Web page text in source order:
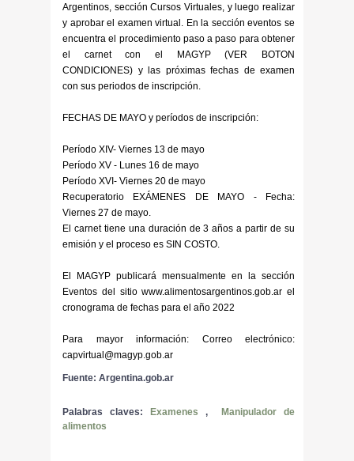
Argentinos, sección Cursos Virtuales, y luego realizar
y aprobar el examen virtual. En la sección eventos se
encuentra el procedimiento paso a paso para obtener
el carnet con el MAGYP (VER BOTON
CONDICIONES) y las próximas fechas de examen
con sus periodos de inscripción.
FECHAS DE MAYO y períodos de inscripción:
Período XIV- Viernes 13 de mayo
Período XV - Lunes 16 de mayo
Período XVI- Viernes 20 de mayo
Recuperatorio EXÁMENES DE MAYO - Fecha:
Viernes 27 de mayo.
El carnet tiene una duración de 3 años a partir de su
emisión y el proceso es SIN COSTO.
El MAGYP publicará mensualmente en la sección
Eventos del sitio www.alimentosargentinos.gob.ar el
cronograma de fechas para el año 2022
Para mayor información: Correo electrónico:
capvirtual@magyp.gob.ar
Fuente: Argentina.gob.ar
Palabras claves: Examenes ,Manipulador de
alimentos